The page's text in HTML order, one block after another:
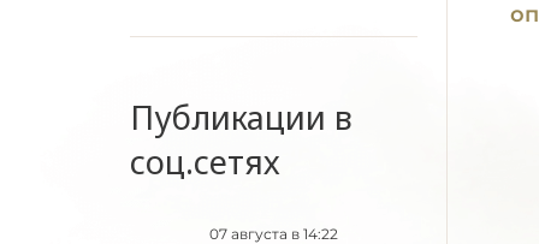
Публикации в
соц.сетях
07 августа в 14:22